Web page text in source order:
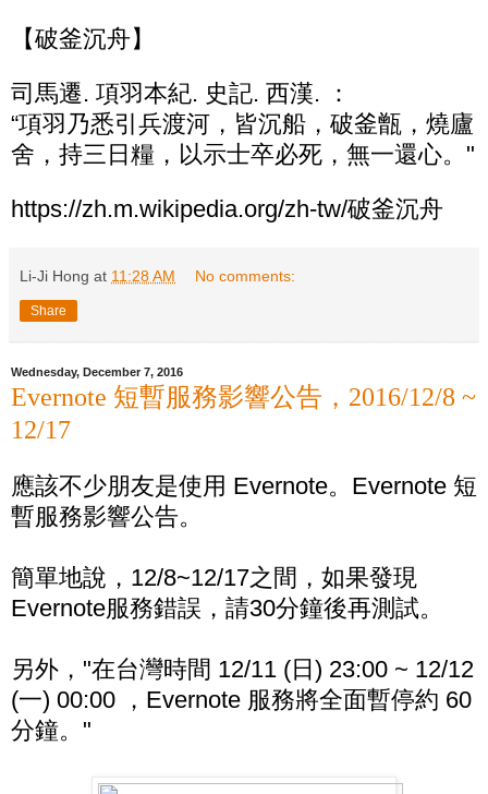
【破釜沉舟】
司馬遷. 項羽本紀. 史記. 西漢. ：
“項羽乃悉引兵渡河，皆沉船，破釜甑，燒廬
舍，持三日糧，以示士卒必死，無一還心。"
https://zh.m.wikipedia.org/zh-tw/破釜沉舟
Li-Ji Hong at 11:28 AM No comments:
Share
Wednesday, December 7, 2016
Evernote 短暫服務影響公告，2016/12/8 ~
12/17
應該不少朋友是使用 Evernote。Evernote 短
暫服務影響公告。
簡單地說，12/8~12/17之間，如果發現
Evernote服務錯誤，請30分鐘後再測試。
另外，"在台灣時間 12/11 (日) 23:00 ~ 12/12
(一) 00:00 ，Evernote 服務將全面暫停約 60
分鐘。"